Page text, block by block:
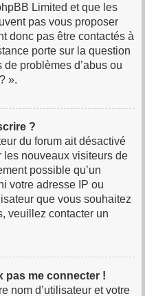
Limited et que les
pas vous proposer
donc pas être contactés à
porte sur la question
problèmes d’abus ou
».
?
du forum ait désactivé
les nouveaux visiteurs de
possible qu’un
votre adresse IP ou
que vous souhaitez
veuillez contacter un
pas me connecter !
nom d’utilisateur et votre